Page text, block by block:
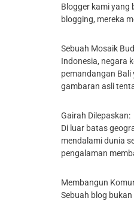
Blogger kami yang
blogging, mereka
Sebuah Mosaik
Indonesia, negara
pemandangan
gambaran asli
Gairah Dilepaskan:
Di luar batas
mendalami dunia
pengalaman
Membangun
Sebuah blog